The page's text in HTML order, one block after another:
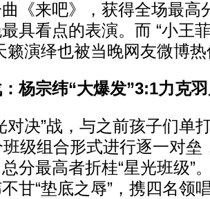
《来吧》，获得全场最高
具看点的表演。而 “小王
籁演绎也被当晚网友微博
杨宗纬“大爆发”3:1力克
决”战，与之前孩子们单
级组合形式进行逐一对垒
分最高者折桂“星光班级”
甘“垫底之辱”，携四名领